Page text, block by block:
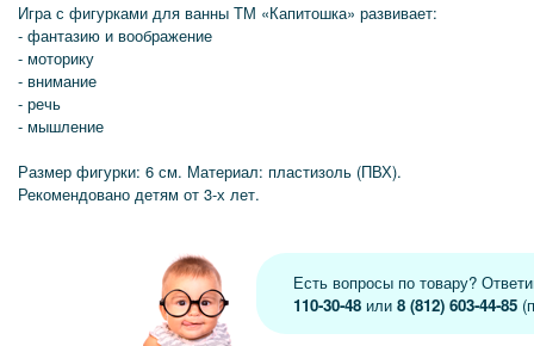
Игра с фигурками для ванны ТМ «Капитошка» развивает:
- фантазию и воображение
- моторику
- внимание
- речь
- мышление
Размер фигурки: 6 см. Материал: пластизоль (ПВХ).
Рекомендовано детям от 3-х лет.
Есть вопросы по товару?
110-30-48 или8 (812) 603-44-85